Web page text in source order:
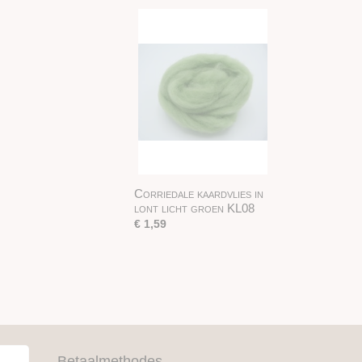
Corriedale kaardvlies in
lont licht groen KL08
€ 1,59